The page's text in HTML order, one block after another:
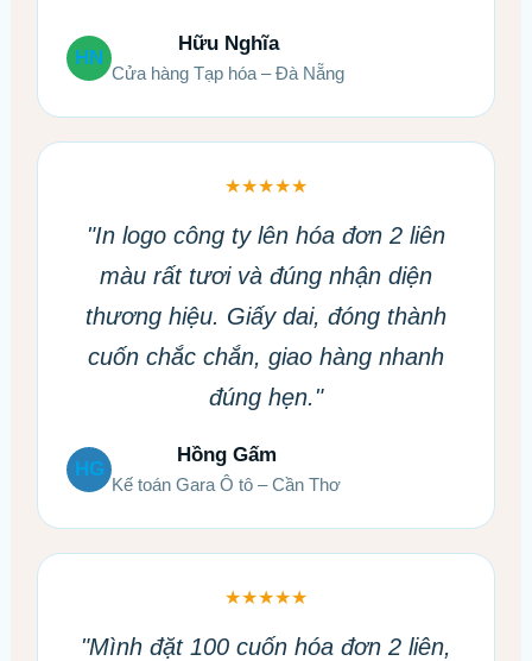
HN
Hữu Nghĩa
Cửa hàng Tạp hóa – Đà Nẵng
★★★★★
"In logo công ty lên hóa đơn 2 liên
màu rất tươi và đúng nhận diện
thương hiệu. Giấy dai, đóng thành
cuốn chắc chắn, giao hàng nhanh
đúng hẹn."
HG
Hồng Gấm
Kế toán Gara Ô tô – Cần Thơ
★★★★★
"Mình đặt 100 cuốn hóa đơn 2 liên,